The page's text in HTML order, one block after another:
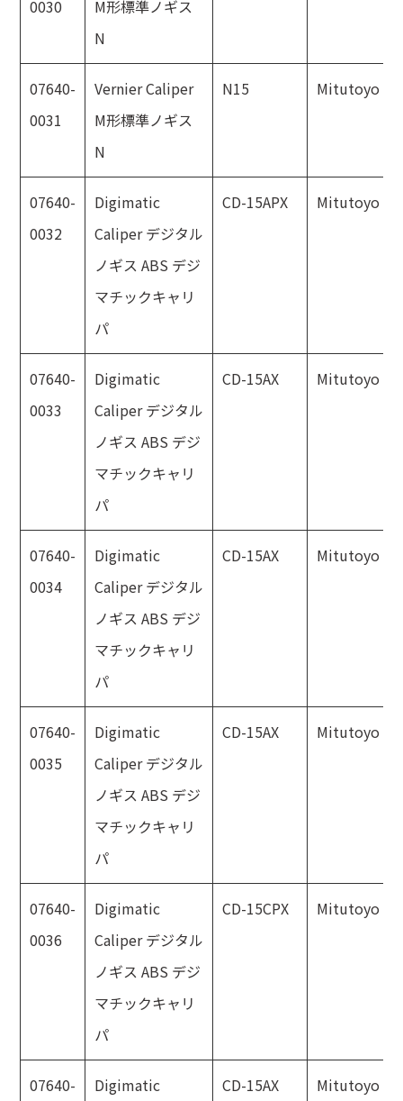
0030
M形標準ノギス
N
07640-
0031
Vernier Caliper
M形標準ノギス
N
N15 Mitutoyo
07640-
0032
Digimatic
Caliper デジタル
ノギス ABS デジ
マチックキャリ
パ
CD-15APX Mitutoyo
07640-
0033
Digimatic
Caliper デジタル
ノギス ABS デジ
マチックキャリ
パ
CD-15AX Mitutoyo
07640-
0034
Digimatic
Caliper デジタル
ノギス ABS デジ
マチックキャリ
パ
CD-15AX Mitutoyo
07640-
0035
Digimatic
Caliper デジタル
ノギス ABS デジ
マチックキャリ
パ
CD-15AX Mitutoyo
07640-
0036
Digimatic
Caliper デジタル
ノギス ABS デジ
マチックキャリ
パ
CD-15CPX Mitutoyo
07640-
Digimatic
CD-15AX Mitutoyo